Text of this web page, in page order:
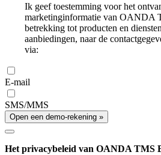
Ik geef toestemming voor het
marketinginformatie van OANDA
betrekking tot producten en
aanbiedingen, naar de
via:
E-mail
SMS/MMS
Open een demo-rekening »
Het privacybeleid van OANDA TMS